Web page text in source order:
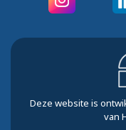
Deze website is
van